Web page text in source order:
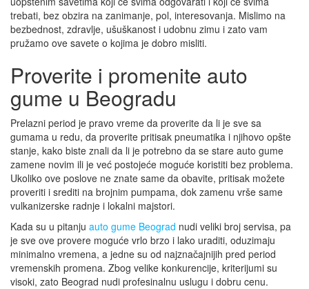
trebati, bez obzira na zanimanje, pol, interesovanja. Mislimo na
bezbednost, zdravlje, ušuškanost i udobnu zimu i zato vam
pružamo ove savete o kojima je dobro misliti.
Proverite i promenite auto
gume u Beogradu
Prelazni period je pravo vreme da proverite da li je sve sa
gumama u redu, da proverite pritisak pneumatika i njihovo opšte
stanje, kako biste znali da li je potrebno da se stare auto gume
zamene novim ili je već postojeće moguće koristiti bez problema.
Ukoliko ove poslove ne znate same da obavite, pritisak možete
proveriti i srediti na brojnim pumpama, dok zamenu vrše same
vulkanizerske radnje i lokalni majstori.
Kada su u pitanju auto gume Beograd nudi veliki broj servisa, pa
je sve ove provere moguće vrlo brzo i lako uraditi, oduzimaju
minimalno vremena, a jedne su od najznačajnijih pred period
vremenskih promena. Zbog velike konkurencije, kriterijumi su
visoki, zato Beograd nudi profesinalnu uslugu i dobru cenu.